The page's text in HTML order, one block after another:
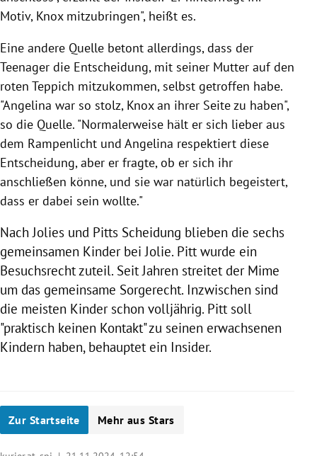
Motiv, Knox mitzubringen", heißt es.
Eine andere Quelle betont allerdings, dass der
Teenager die Entscheidung, mit seiner Mutter auf den
roten Teppich mitzukommen, selbst getroffen habe.
"Angelina war so stolz, Knox an ihrer Seite zu haben",
so die Quelle. "Normalerweise hält er sich lieber aus
dem Rampenlicht und Angelina respektiert diese
Entscheidung, aber er fragte, ob er sich ihr
anschließen könne, und sie war natürlich begeistert,
dass er dabei sein wollte."
Nach Jolies und Pitts Scheidung blieben die sechs
gemeinsamen Kinder bei Jolie. Pitt wurde ein
Besuchsrecht zuteil. Seit Jahren streitet der Mime
um das gemeinsame Sorgerecht. Inzwischen sind
die meisten Kinder schon volljährig. Pitt soll
"praktisch keinen Kontakt" zu seinen erwachsenen
Kindern haben, behauptet ein Insider.
Zur Startseite Mehr aus Stars